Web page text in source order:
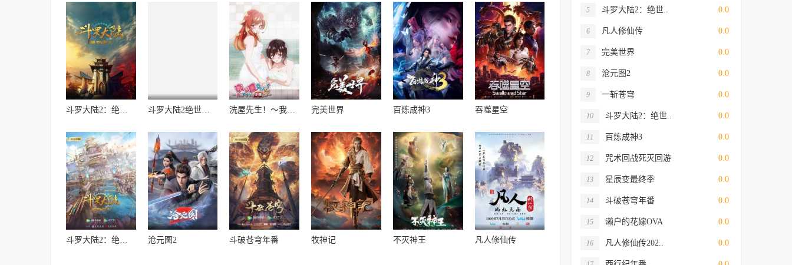
斗罗大陆2：绝世唐门2023 斗罗大陆2绝世唐门第6季·动态漫 洗屋先生！～我和那家伙在女浴池！?～ 完美世界 百炼成神3 吞噬星空
斗罗大陆2：绝世唐门 沧元图2 斗破苍穹年番 牧神记 不灭神王 凡人修仙传
5 斗罗大陆2：绝世.. 0.0
6 凡人修仙传 0.0
7 完美世界 0.0
8 沧元图2 0.0
9 一斩苍穹 0.0
10 斗罗大陆2：绝世.. 0.0
11 百炼成神3 0.0
12 咒术回战死灭回游 0.0
13 星辰变最终季 0.0
14 斗破苍穹年番 0.0
15 濑户的花嫁OVA 0.0
16 凡人修仙传202.. 0.0